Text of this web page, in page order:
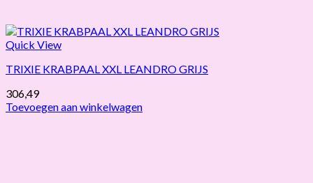
Quick View
TRIXIE KRABPAAL XXL LEANDRO GRIJS
306,49
Toevoegen aan winkelwagen